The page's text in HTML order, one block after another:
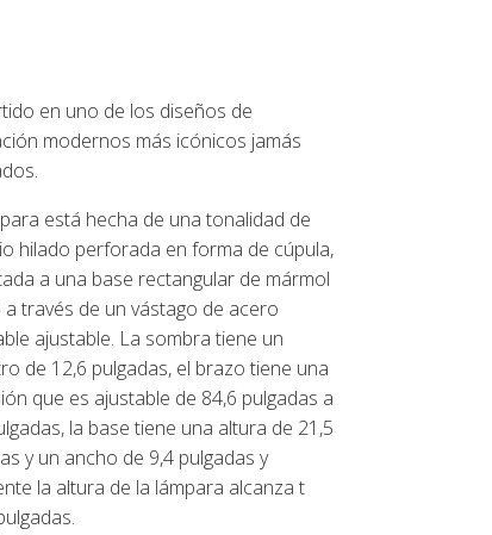
en uno de los diseños de
modernos más icónicos jamás
está hecha de una tonalidad de
hilado perforada en forma de cúpula,
a una base rectangular de mármol
a través de un vástago de acero
ajustable. La sombra tiene un
de 12,6 pulgadas, el brazo tiene una
que es ajustable de 84,6 pulgadas a
la base tiene una altura de 21,5
y un ancho de 9,4 pulgadas y
la altura de la lámpara alcanza t